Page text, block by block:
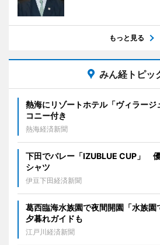
もっと見る
みん経トピッ
熱海にリゾートホテル「ヴィラー
コニー付き
熱海経済新聞
下田でバレー「IZUBLUE CUP」
シャツ
伊豆下田経済新聞
葛西臨海水族園で夜間開園「水族
夕暮れガイドも
江戸川経済新聞